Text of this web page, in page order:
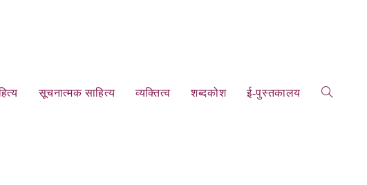
सूचनात्‍मक साहित्‍य व्‍यक्तित्‍व शब्‍दकोश ई-पुस्‍तकालय